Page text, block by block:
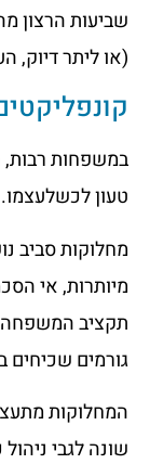
שביעות הרצון
(או ליתר דיוק,
במשפחות
טעון לכשלעצמו.
מחלוקות סביב
מיותרות, אי
תקציב המשפחה
גורמים שכיחים
המחלוקות
שונה לגבי